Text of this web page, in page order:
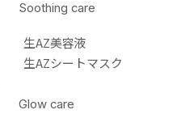
Soothing care
生AZ美容液
生AZシートマスク
Glow care